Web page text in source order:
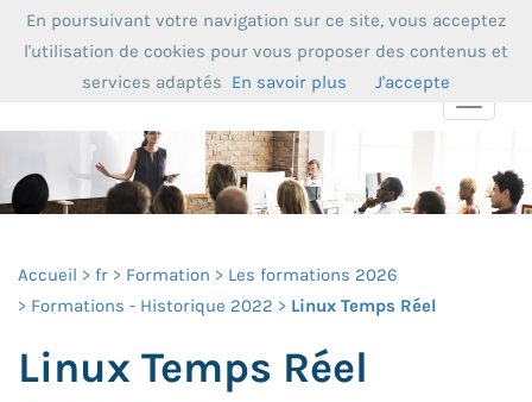
Toggle
Accueil fr Formation
Les formations 2026
Formations - Historique 2022
Linux Temps Réel
Linux Temps Réel
En poursuivant votre navigation sur ce site, vous acceptez
l'utilisation de cookies pour vous proposer des contenus et
services adaptés En savoir plus J'accepte